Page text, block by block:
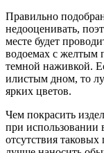
Правильно
недооценивать,
месте будет
водоемах с желтым
темной наживкой.
илистым дном, то
ярких цветов.
Чем покрасить
при использовании
отсутствия